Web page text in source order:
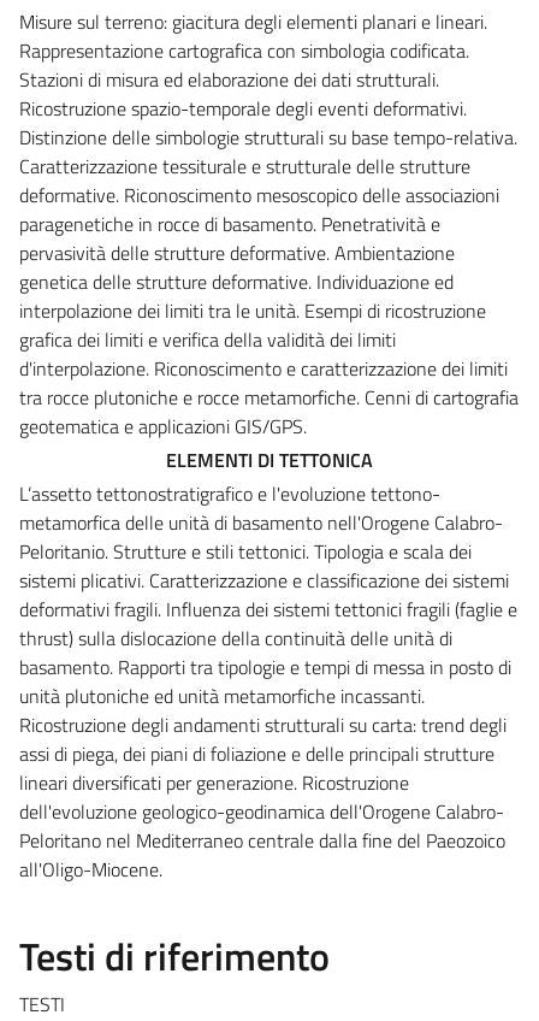
Misure sul terreno: giacitura degli elementi planari e lineari.
Rappresentazione cartografica con simbologia codificata.
Stazioni di misura ed elaborazione dei dati strutturali.
Ricostruzione spazio-temporale degli eventi deformativi.
Distinzione delle simbologie strutturali su base tempo-relativa.
Caratterizzazione tessiturale e strutturale delle strutture
deformative. Riconoscimento mesoscopico delle associazioni
paragenetiche in rocce di basamento. Penetratività e
pervasività delle strutture deformative. Ambientazione
genetica delle strutture deformative. Individuazione ed
interpolazione dei limiti tra le unità. Esempi di ricostruzione
grafica dei limiti e verifica della validità dei limiti
d'interpolazione. Riconoscimento e caratterizzazione dei limiti
tra rocce plutoniche e rocce metamorfiche. Cenni di cartografia
geotematica e applicazioni GIS/GPS.
ELEMENTI DI TETTONICA
L’assetto tettonostratigrafico e l'evoluzione tettono-
metamorfica delle unità di basamento nell'Orogene Calabro-
Peloritanio. Strutture e stili tettonici. Tipologia e scala dei
sistemi plicativi. Caratterizzazione e classificazione dei sistemi
deformativi fragili. Influenza dei sistemi tettonici fragili (faglie e
thrust) sulla dislocazione della continuità delle unità di
basamento. Rapporti tra tipologie e tempi di messa in posto di
unità plutoniche ed unità metamorfiche incassanti.
Ricostruzione degli andamenti strutturali su carta: trend degli
assi di piega, dei piani di foliazione e delle principali strutture
lineari diversificati per generazione. Ricostruzione
dell'evoluzione geologico-geodinamica dell'Orogene Calabro-
Peloritano nel Mediterraneo centrale dalla fine del Paeozoico
all'Oligo-Miocene.
Testi di riferimento
TESTI